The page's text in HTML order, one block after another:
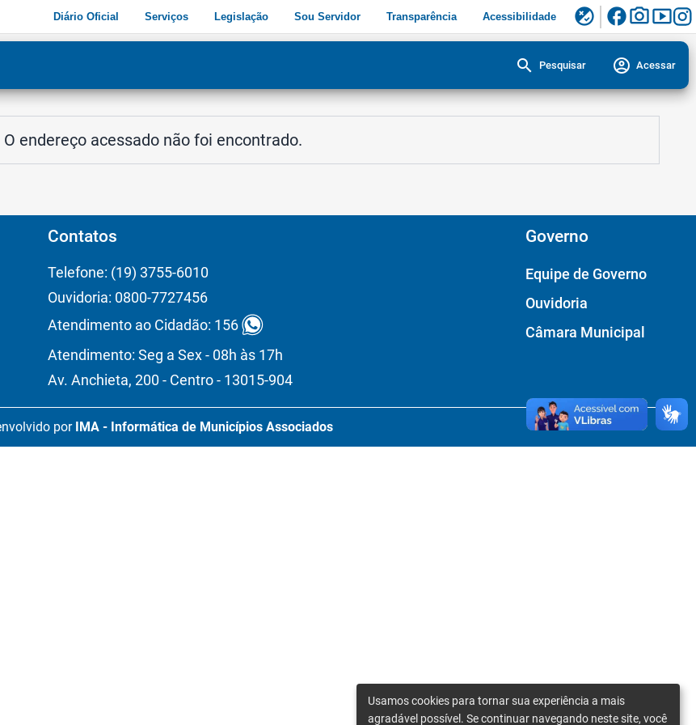
Diário Oficial Serviços Legislação Sou Servidor Transparência Acessibilidade flaky facebookphoto_camerasmart_display
search Pesquisar account_circle Acessar
O endereço acessado não foi encontrado.
Contatos
Telefone: (19) 3755-6010
Ouvidoria: 0800-7727456
Atendimento ao Cidadão: 156
Atendimento: Seg a Sex - 08h às 17h
Av. Anchieta, 200 - Centro - 13015-904
Governo
Equipe de Governo
Ouvidoria
Câmara Municipal
por IMA - Informática de Municípios Associados
Usamos cookies para tornar sua experiência a mais
agradável possível. Se continuar navegando neste site, você